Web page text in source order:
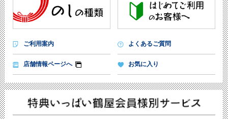
ご利用案内 よくあるご質問
店舗情報ページへ お気に入り